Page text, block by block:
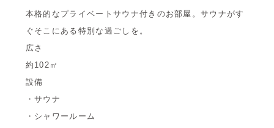
本格的なプライベートサウナ付きのお部屋。サウナがす
ぐそこにある特別な過ごしを。
広さ
約102㎡
設備
・サウナ
・シャワールーム